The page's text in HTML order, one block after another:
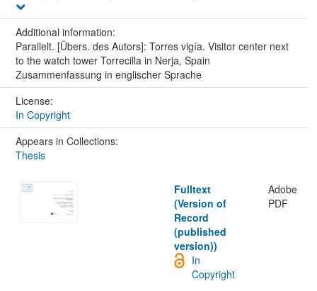
Additional information:
Parallelt. [Übers. des Autors]: Torres vigía. Visitor center next
to the watch tower Torrecilla in Nerja, Spain
Zusammenfassung in englischer Sprache
License:
In Copyright
Appears in Collections:
Thesis
Fulltext
(Version of
Record
(published
version))
Adobe
PDF
In
Copyright